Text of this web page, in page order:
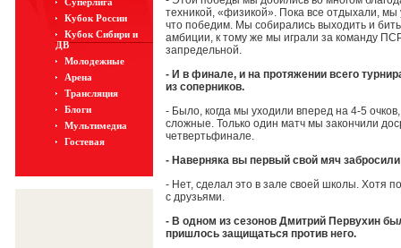
Кубок России
Кубок Сибири и
ДВ
Молодежные
Арена
Трансляция
Блоги
Мультимедиа
Гостевая
техникой, «физикой». Пока все отдыхали,
что победим. Мы собирались выходить и
амбиции, к тому же мы играли за команду
запредельной.
- И в финале, и на протяжении всего
из соперников.
- Было, когда мы уходили вперед на 4-5
сложные. Только один матч мы закончили
четвертьфинале.
- Наверняка вы первый свой мяч
- Нет, сделал это в зале своей школы. Хотя
с друзьями.
- В одном из сезонов Дмитрий Первухин
пришлось защищаться против него.